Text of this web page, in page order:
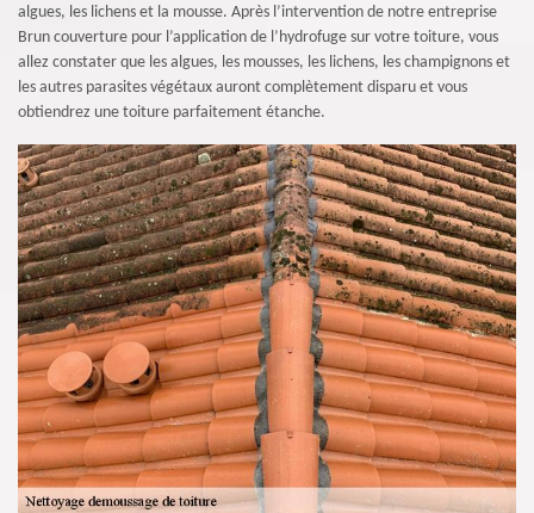
algues, les lichens et la mousse. Après l’intervention de notre entreprise
Brun couverture pour l’application de l’hydrofuge sur votre toiture, vous
allez constater que les algues, les mousses, les lichens, les champignons et
les autres parasites végétaux auront complètement disparu et vous
obtiendrez une toiture parfaitement étanche.